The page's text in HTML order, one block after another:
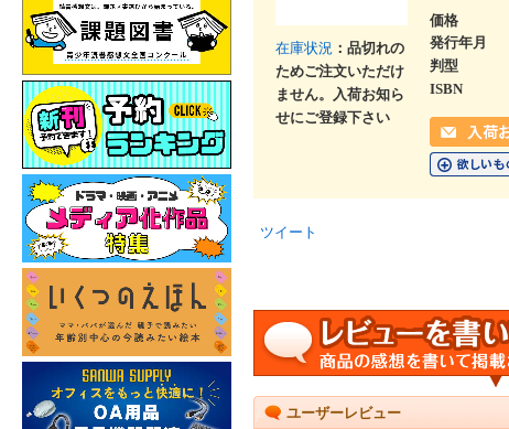
在庫状況 ：品切れの
ためご注文いただけ
ません。入荷お知ら
せにご登録下さい
価格
発行年月
判型
ISBN
ツイート
ユーザーレビュー